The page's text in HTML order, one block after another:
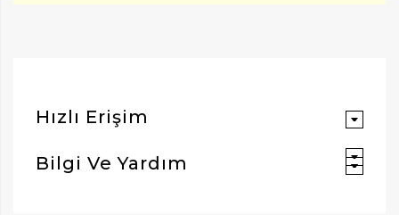
Hızlı Erişim
Bilgi Ve Yardım